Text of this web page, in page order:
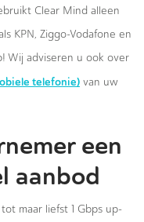
Clear Mind alleen
KPN, Ziggo-Vodafone en
Wij adviseren u ook over
telefonie) van uw
een
aanbod
maar liefst 1 Gbps up-